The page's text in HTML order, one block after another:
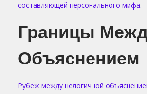
составляющей персонального мифа.
Границы
Объяснением
Рубеж между нелогичной